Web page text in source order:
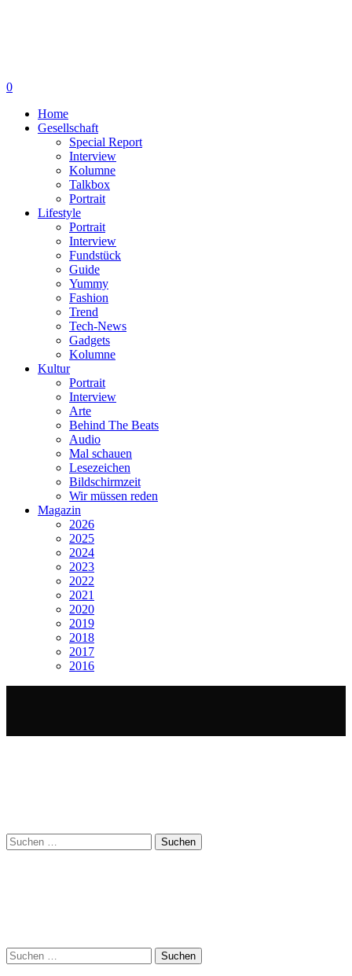
0
Home
Gesellschaft
Special Report
Interview
Kolumne
Talkbox
Portrait
Lifestyle
Portrait
Interview
Fundstück
Guide
Yummy
Fashion
Trend
Tech-News
Gadgets
Kolumne
Kultur
Portrait
Interview
Arte
Behind The Beats
Audio
Mal schauen
Lesezeichen
Bildschirmzeit
Wir müssen reden
Magazin
2026
2025
2024
2023
2022
2021
2020
2019
2018
2017
2016
Suchen
nach:
Suchen
nach: